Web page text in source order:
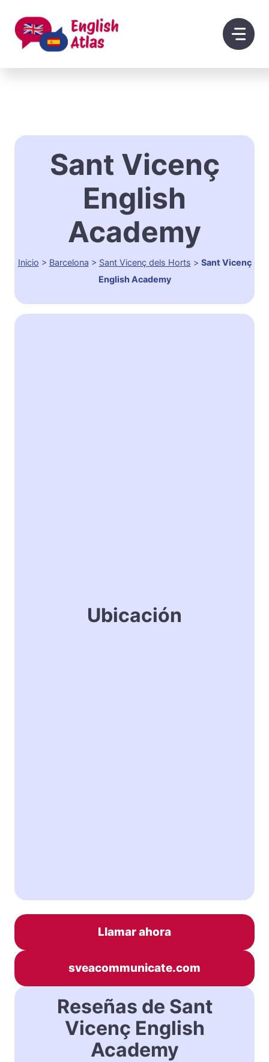
contenido
Sant Vicenç
English
Academy
Inicio > Barcelona > Sant Vicenç dels Horts > Sant Vicenç
English Academy
Ubicación
Llamar ahora
sveacommunicate.com
Reseñas de Sant
Vicenç English
Academy